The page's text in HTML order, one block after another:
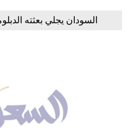
السودان يجلي بعثته